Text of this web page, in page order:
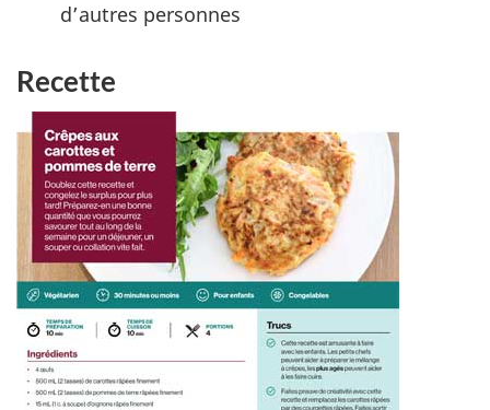
d’autres personnes
Recette